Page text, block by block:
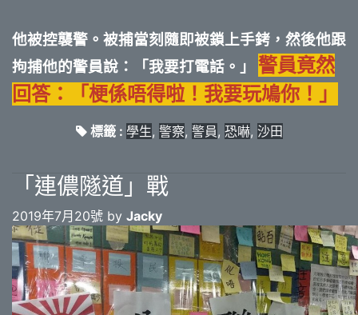
他被控襲警。被捕當刻隨即被鎖上手銬，然後他跟
拘捕他的警員說：「我要打電話。」 警員竟然
回答：「梗係唔得啦！我要玩鳩你！」
標籤 : 學生, 警察, 警員, 恐嚇, 沙田
「連儂隧道」戰
2019年7月20號 by Jacky